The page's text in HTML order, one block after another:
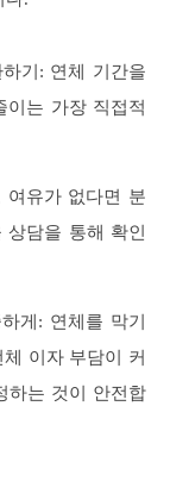
기: 연체 기간을
이는 가장 직접적
여유가 없다면 분
담을 통해 확인
게: 연체를 막기
이자 부담이 커
하는 것이 안전합